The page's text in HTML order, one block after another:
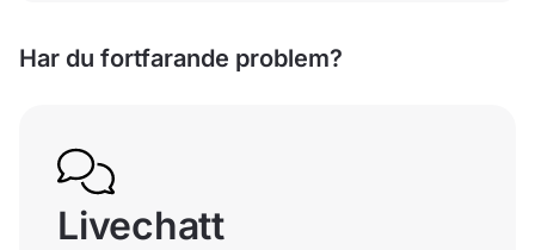
Har du fortfarande problem?
Livechatt